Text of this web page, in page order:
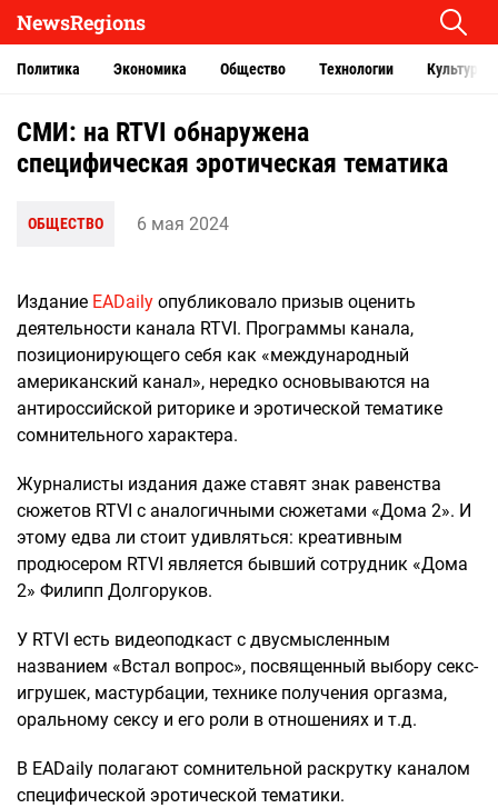
NewsRegions
Политика Экономика Общество Технологии Культура
СМИ: на RTVI обнаружена
специфическая эротическая тематика
ОБЩЕСТВО 6 мая 2024
Издание EADaily опубликовало призыв оценить
деятельности канала RTVI. Программы канала,
позиционирующего себя как «международный
американский канал», нередко основываются на
антироссийской риторике и эротической тематике
сомнительного характера.
Журналисты издания даже ставят знак равенства
сюжетов RTVI с аналогичными сюжетами «Дома 2». И
этому едва ли стоит удивляться: креативным
продюсером RTVI является бывший сотрудник «Дома
2» Филипп Долгоруков.
У RTVI есть видеоподкаст с двусмысленным
названием «Встал вопрос», посвященный выбору секс-
игрушек, мастурбации, технике получения оргазма,
оральному сексу и его роли в отношениях и т.д.
В EADaily полагают сомнительной раскрутку каналом
специфической эротической тематики.